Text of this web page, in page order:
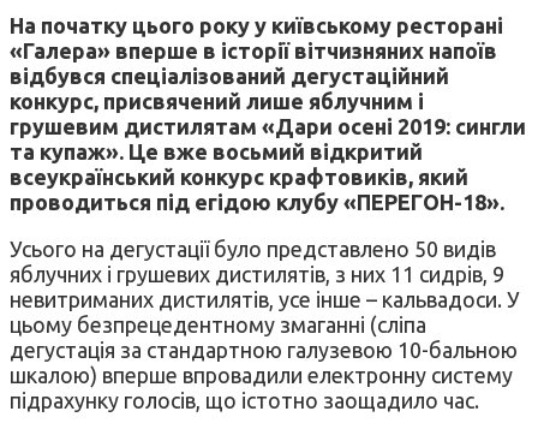
На початку цього року у київському ресторані
«Галера» вперше в історії вітчизняних напоїв
відбувся спеціалізований дегустаційний
конкурс, присвячений лише яблучним і
грушевим дистилятам «Дари осені 2019: сингли
та купаж». Це вже восьмий відкритий
всеукраїнський конкурс крафтовиків, який
проводиться під егідою клубу «ПЕРЕГОН-18».
Усього на дегустації було представлено 50 видів
яблучних і грушевих дистилятів, з них 11 сидрів, 9
невитриманих дистилятів, усе інше – кальвадоси. У
цьому безпрецедентному змаганні (сліпа
дегустація за стандартною галузевою 10-бальною
шкалою) вперше впровадили електронну систему
підрахунку голосів, що істотно заощадило час.